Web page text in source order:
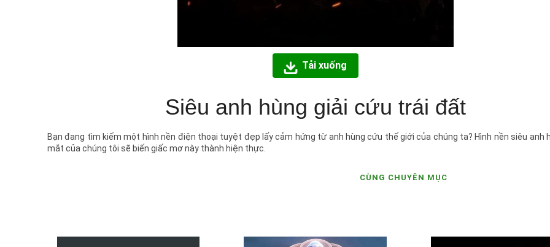
Tải xuống
Siêu anh hùng giải cứu trái đất
Bạn đang tìm kiếm một hình nền điện thoại tuyệt đẹp lấy cảm hứng từ anh hùng cứu thế giới của chúng ta? Hình nền siêu anh
mắt của chúng tôi sẽ biến giấc mơ này thành hiện thực.
CÙNG CHUYÊN MỤC